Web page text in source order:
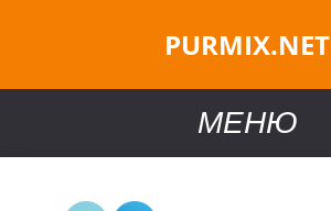
PURMIX.NET
МЕНЮ